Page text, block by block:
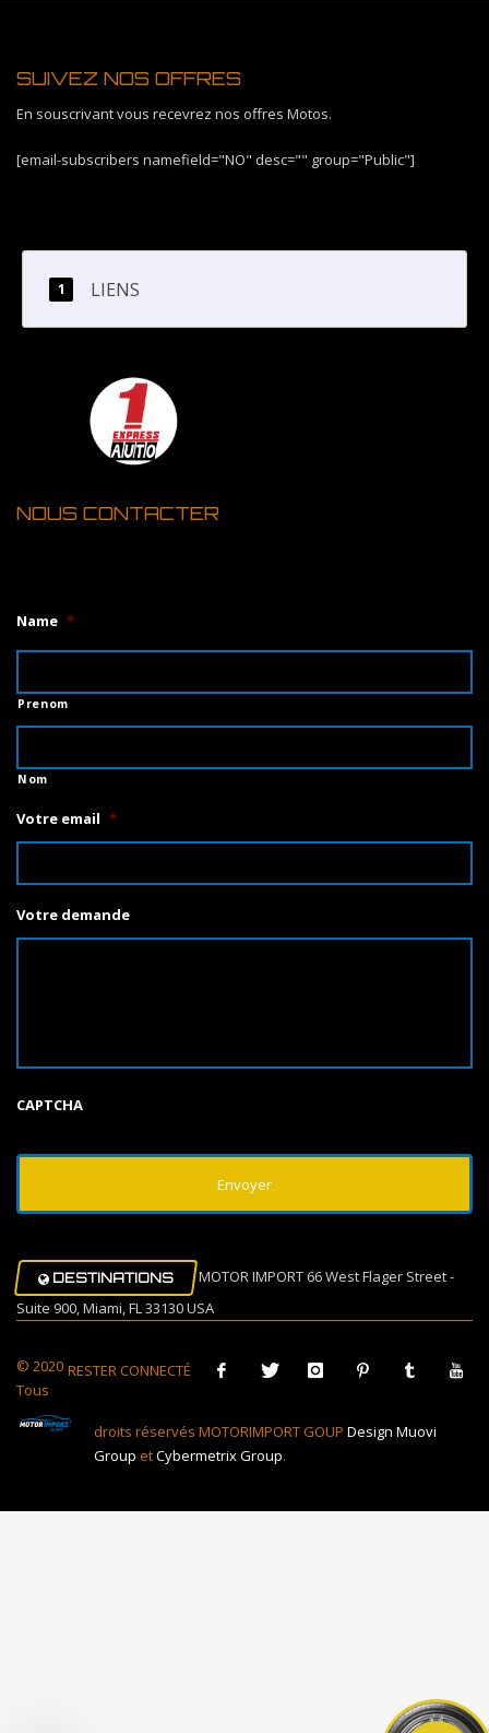
SUIVEZ NOS OFFRES
En souscrivant vous recevrez nos offres Motos.
[email-subscribers namefield="NO" desc="" group="Public"]
LIENS
NOUS CONTACTER
Name *
Prenom
Nom
Votre email *
Votre demande
CAPTCHA
DESTINATIONS
MOTOR IMPORT 66 West Flager Street -
Suite 900, Miami, FL 33130 USA
RESTER CONNECTÉ
© 2020
Tous
droits réservés MOTORIMPORT GOUP Design Muovi
Group etCybermetrix Group.